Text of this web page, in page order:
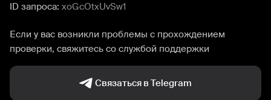
ID запроса: xoGcOtxUvSw1
Если у вас возникли проблемы с прохождением
проверки, свяжитесь со службой поддержки
Связаться в Telegram